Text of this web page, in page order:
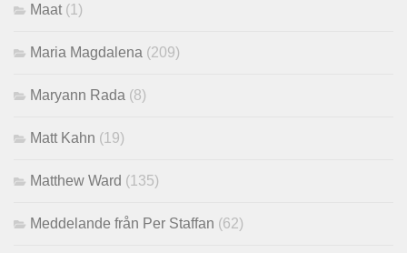
Maat (1)
Maria Magdalena (209)
Maryann Rada (8)
Matt Kahn (19)
Matthew Ward (135)
Meddelande från Per Staffan (62)